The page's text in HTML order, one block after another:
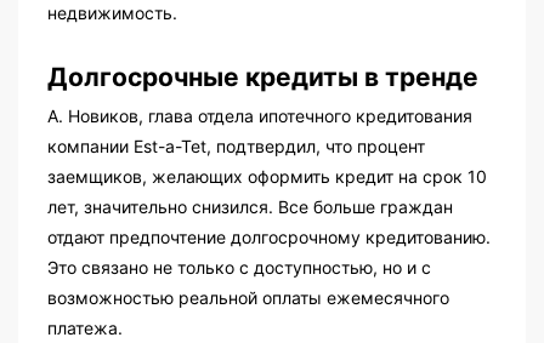
недвижимость.
Долгосрочные кредиты в тренде
А. Новиков, глава отдела ипотечного кредитования
компании Est-a-Tet, подтвердил, что процент
заемщиков, желающих оформить кредит на срок 10
лет, значительно снизился. Все больше граждан
отдают предпочтение долгосрочному кредитованию.
Это связано не только с доступностью, но и с
возможностью реальной оплаты ежемесячного
платежа.